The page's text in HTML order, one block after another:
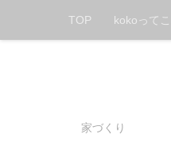
Skip to content
TOP kokoって
家づくり